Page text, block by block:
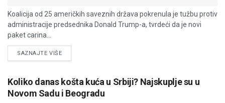
Koalicija od 25 američkih saveznih država pokrenula je tužbu protiv
administracije predsednika Donald Trump-a, tvrdeći da je novi
paket carina...
SAZNAJTE VIŠEDETAILS
Koliko danas košta kuća u Srbiji? Najskuplje su u
Novom Sadu i Beogradu